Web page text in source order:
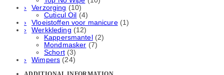
Verzorging (10)
Cuticul Oil (4)
Vloeistoffen voor manicure (1)
Werkkleding (12)
Kappersmantel (2)
Mondmasker (7)
Schort (3)
Wimpers (24)